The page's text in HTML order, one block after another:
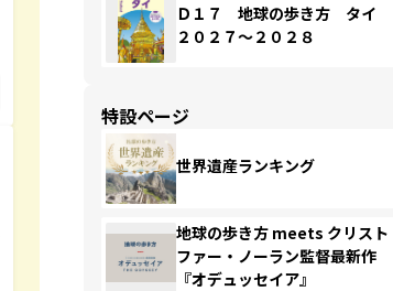
Ｄ１７ 地球の歩き方 タイ
２０２７～２０２８
特設ページ
世界遺産ランキング
地球の歩き方 meets クリスト
ファー・ノーラン監督最新作
『オデュッセイア』